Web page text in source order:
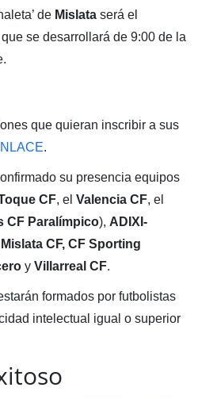
de Mislata será el
se desarrollará de 9:00 de la
que quieran inscribir a sus
.
su presencia equipos
CF, el Valencia CF, el
CF Paralímpico), ADIXI-
Mislata CF, CF Sporting
y Villarreal CF.
formados por futbolistas
intelectual igual o superior